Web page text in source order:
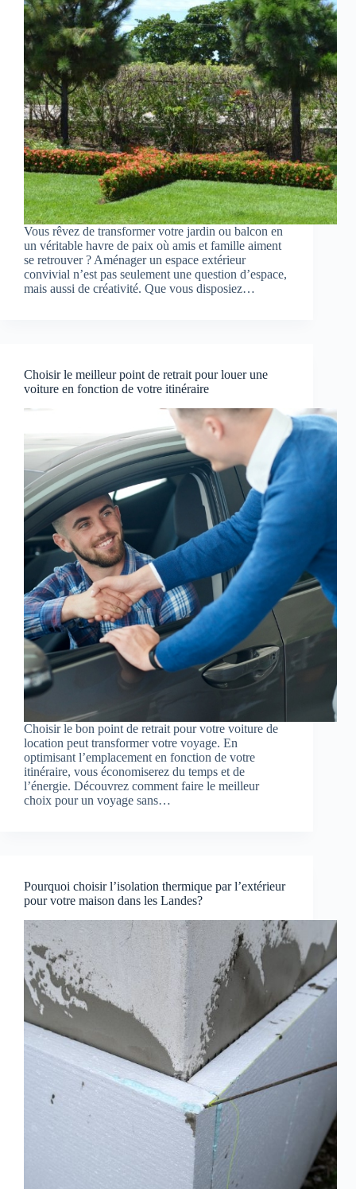
Vous rêvez de transformer votre jardin ou balcon en
un véritable havre de paix où amis et famille aiment
se retrouver ? Aménager un espace extérieur
convivial n’est pas seulement une question d’espace,
mais aussi de créativité. Que vous disposiez…
Choisir le meilleur point de retrait pour louer une
voiture en fonction de votre itinéraire
Choisir le bon point de retrait pour votre voiture de
location peut transformer votre voyage. En
optimisant l’emplacement en fonction de votre
itinéraire, vous économiserez du temps et de
l’énergie. Découvrez comment faire le meilleur
choix pour un voyage sans…
Pourquoi choisir l’isolation thermique par l’extérieur
pour votre maison dans les Landes?